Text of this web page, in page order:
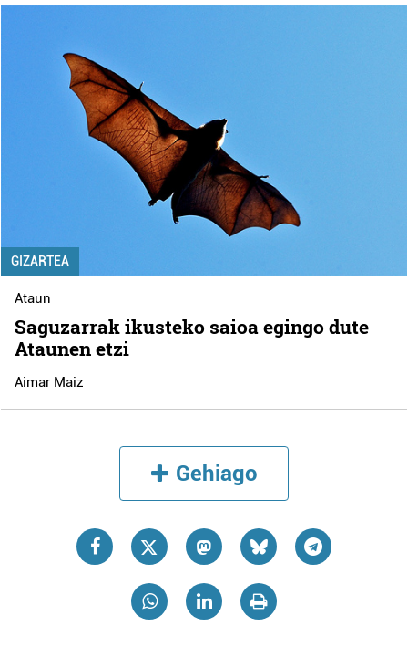
GIZARTEA
Ataun
Saguzarrak ikusteko saioa egingo dute
Ataunen etzi
Aimar Maiz
Gehiago